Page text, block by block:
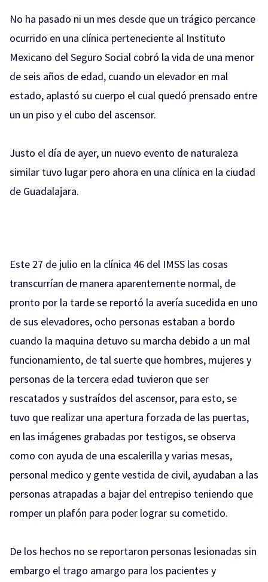
No ha pasado ni un mes desde que un trágico percance
ocurrido en una clínica perteneciente al Instituto
Mexicano del Seguro Social cobró la vida de una menor
de seis años de edad, cuando un elevador en mal
estado, aplastó su cuerpo el cual quedó prensado entre
un un piso y el cubo del ascensor.
Justo el día de ayer, un nuevo evento de naturaleza
similar tuvo lugar pero ahora en una clínica en la ciudad
de Guadalajara.
Este 27 de julio en la clínica 46 del IMSS las cosas
transcurrían de manera aparentemente normal, de
pronto por la tarde se reportó la avería sucedida en uno
de sus elevadores, ocho personas estaban a bordo
cuando la maquina detuvo su marcha debido a un mal
funcionamiento, de tal suerte que hombres, mujeres y
personas de la tercera edad tuvieron que ser
rescatados y sustraídos del ascensor, para esto, se
tuvo que realizar una apertura forzada de las puertas,
en las imágenes grabadas por testigos, se observa
como con ayuda de una escalerilla y varias mesas,
personal medico y gente vestida de civil, ayudaban a las
personas atrapadas a bajar del entrepiso teniendo que
romper un plafón para poder lograr su cometido.
De los hechos no se reportaron personas lesionadas sin
embargo el trago amargo para los pacientes y